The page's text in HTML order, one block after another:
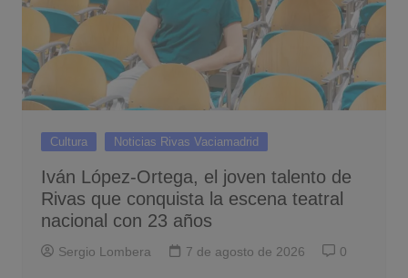
Cultura Noticias Rivas Vaciamadrid
Iván López-Ortega, el joven talento de
Rivas que conquista la escena teatral
nacional con 23 años
Sergio Lombera 7 de agosto de 2026 0